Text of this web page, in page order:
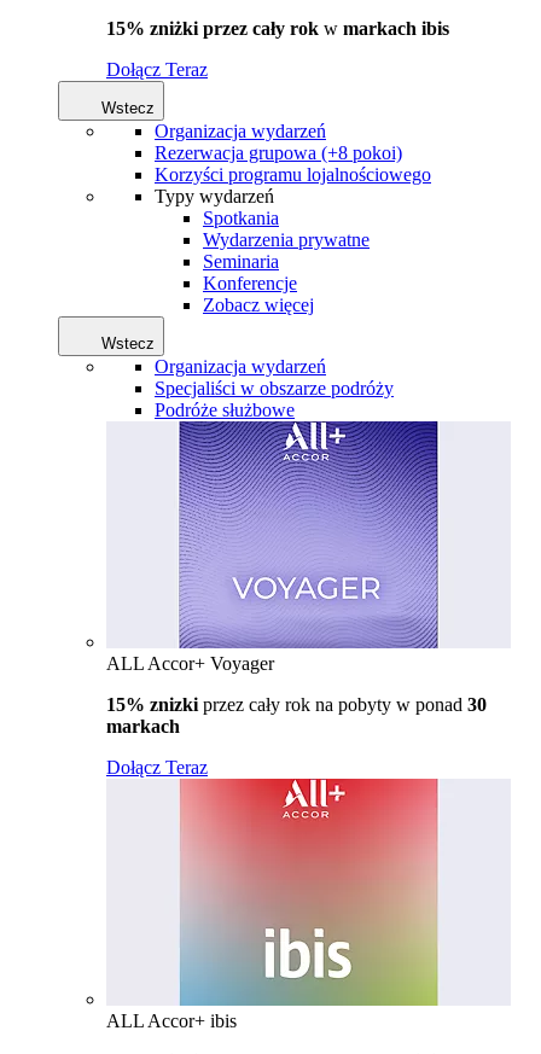
15% zniżki przez cały rok w markach ibis
Dołącz Teraz
Wstecz
Organizacja wydarzeń
Rezerwacja grupowa (+8 pokoi)
Korzyści programu lojalnościowego
Typy wydarzeń
Spotkania
Wydarzenia prywatne
Seminaria
Konferencje
Zobacz więcej
Wstecz
Organizacja wydarzeń
Specjaliści w obszarze podróży
Podróże służbowe
ALL Accor+ Voyager
15% znizki przez cały rok na pobyty w ponad 30
markach
Dołącz Teraz
ALL Accor+ ibis